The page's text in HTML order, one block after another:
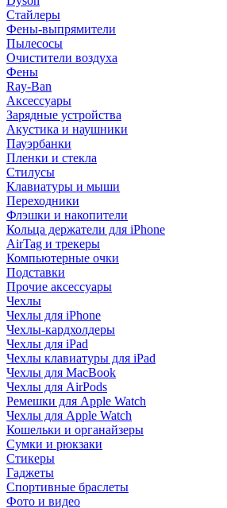
Стайлеры
Фены-выпрямители
Пылесосы
Очистители воздуха
Фены
Ray-Ban
Аксессуары
Зарядные устройства
Акустика и наушники
Пауэрбанки
Пленки и стекла
Стилусы
Клавиатуры и мыши
Переходники
Флэшки и накопители
Кольца держатели для iPhone
AirTag и трекеры
Компьютерные очки
Подставки
Прочие аксессуары
Чехлы
Чехлы для iPhone
Чехлы-кардхолдеры
Чехлы для iPad
Чехлы клавиатуры для iPad
Чехлы для MacBook
Чехлы для AirPods
Ремешки для Apple Watch
Чехлы для Apple Watch
Кошельки и органайзеры
Сумки и рюкзаки
Стикеры
Гаджеты
Спортивные браслеты
Фото и видео